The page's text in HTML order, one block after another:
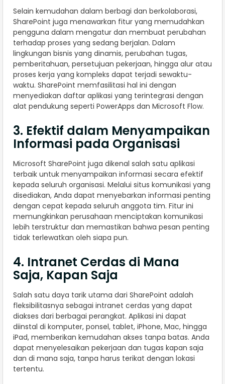
Selain kemudahan dalam berbagi dan berkolaborasi,
SharePoint juga menawarkan fitur yang memudahkan
pengguna dalam mengatur dan membuat perubahan
terhadap proses yang sedang berjalan. Dalam
lingkungan bisnis yang dinamis, perubahan tugas,
pemberitahuan, persetujuan pekerjaan, hingga alur atau
proses kerja yang kompleks dapat terjadi sewaktu-
waktu. SharePoint memfasilitasi hal ini dengan
menyediakan daftar aplikasi yang terintegrasi dengan
alat pendukung seperti PowerApps dan Microsoft Flow.
3. Efektif dalam Menyampaikan
Informasi pada Organisasi
Microsoft SharePoint juga dikenal salah satu aplikasi
terbaik untuk menyampaikan informasi secara efektif
kepada seluruh organisasi. Melalui situs komunikasi yang
disediakan, Anda dapat menyebarkan informasi penting
dengan cepat kepada seluruh anggota tim. Fitur ini
memungkinkan perusahaan menciptakan komunikasi
lebih terstruktur dan memastikan bahwa pesan penting
tidak terlewatkan oleh siapa pun.
4. Intranet Cerdas di Mana
Saja, Kapan Saja
Salah satu daya tarik utama dari SharePoint adalah
fleksibilitasnya sebagai intranet cerdas yang dapat
diakses dari berbagai perangkat. Aplikasi ini dapat
diinstal di komputer, ponsel, tablet, iPhone, Mac, hingga
iPad, memberikan kemudahan akses tanpa batas. Anda
dapat menyelesaikan pekerjaan dan tugas kapan saja
dan di mana saja, tanpa harus terikat dengan lokasi
tertentu.